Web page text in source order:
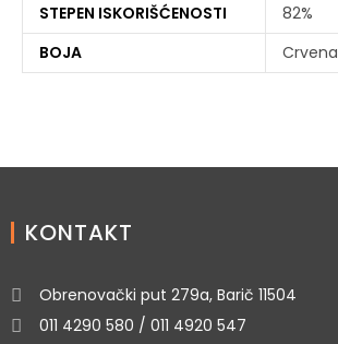
STEPEN ISKORIŠĆENOSTI
82%
BOJA
Crvena
KONTAKT
Obrenovački put 279a, Barič 11504
011 4290 580 / 011 4920 547